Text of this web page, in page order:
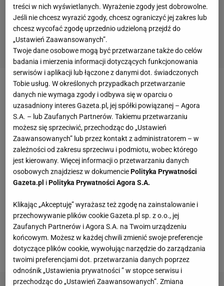
W czwartek minął równy tydzień od momentu, gdy
MichałProbierzzrezygnował z funkcji selekcjonera
reprezentacjiPolski. Stało się to po porażce 1:2 z
Finlandią oraz aferze z odebraniem opaski
kapitańskiej Robertowi Lewandowskiemu. - Ze
środowiska selekcjonera wiem, że Michał Probierz
po porażce, po zachowaniukibiców, a przede
człowieka. Nigdzie nie znalazł wsparcia. Co ciekawe
nasi kadrowicze schowali się do szafy, bo wsparcia
nie dostał ani Robert Lewandowski, ani trener -
mówił wówczas Radosław Majdan.
treści w nich wyświetlanych. Wyrażenie zgody jest dobrowolne.
Jeśli nie chcesz wyrazić zgody, chcesz ograniczyć jej zakres lub
chcesz wycofać zgodę uprzednio udzieloną przejdź do
„Ustawień Zaawansowanych”.
Twoje dane osobowe mogą być przetwarzane także do celów
badania i mierzenia informacji dotyczących funkcjonowania
serwisów i aplikacji lub łączone z danymi dot. świadczonych
Tobie usług. W określonych przypadkach przetwarzanie
danych nie wymaga zgody i odbywa się w oparciu o
uzasadniony interes Gazeta.pl, jej spółki powiązanej – Agora
S.A. – lub Zaufanych Partnerów. Takiemu przetwarzaniu
możesz się sprzeciwić, przechodząc do „Ustawień
Zaawansowanych” lub przez kontakt z administratorem – w
zależności od zakresu sprzeciwu i podmiotu, wobec którego
jest kierowany. Więcej informacji o przetwarzaniu danych
osobowych znajdziesz w dokumenciePolityka Prywatności
Gazeta.pl iPolityka Prywatności Agora S.A.
Klikając „Akceptuję” wyrażasz też zgodę na zainstalowanie i
przechowywanie plików cookie Gazeta.pl sp. z o.o., jej
Zaufanych Partnerów i Agora S.A. na Twoim urządzeniu
końcowym. Możesz w każdej chwili zmienić swoje preferencje
dotyczące plików cookie, wywołując narzędzie do zarządzania
twoimi preferencjami dot. przetwarzania danych poprzez
odnośnik „Ustawienia prywatności ” w stopce serwisu i
przechodząc do „Ustawień Zaawansowanych”. Zmiana